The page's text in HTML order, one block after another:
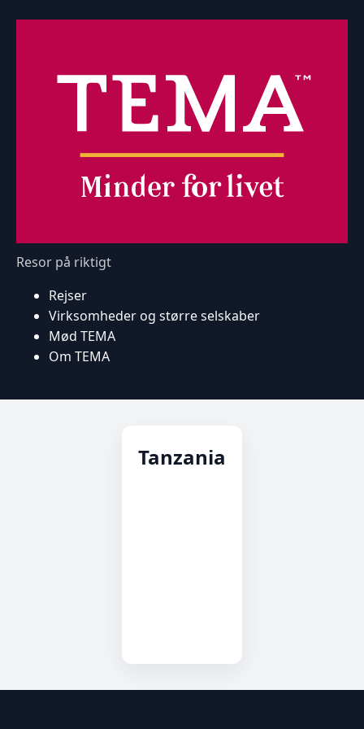
Resor på riktigt
Rejser
Virksomheder og større selskaber
Mød TEMA
Om TEMA
Tanzania